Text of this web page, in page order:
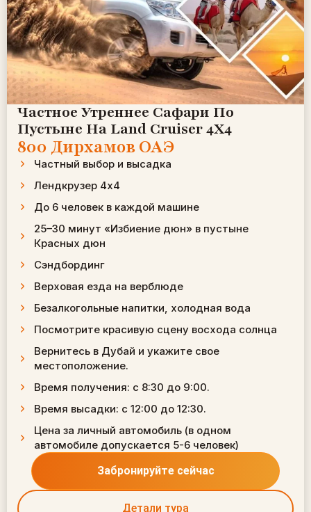
Частное Утреннее Сафари По
Пустыне На Land Cruiser 4X4
800 Дирхамов ОАЭ
Частный выбор и высадка
Лендкрузер 4х4
До 6 человек в каждой машине
25–30 минут «Избиение дюн» в пустыне
Красных дюн
Сэндбординг
Верховая езда на верблюде
Безалкогольные напитки, холодная вода
Посмотрите красивую сцену восхода солнца
Вернитесь в Дубай и укажите свое
местоположение.
Время получения: с 8:30 до 9:00.
Время высадки: с 12:00 до 12:30.
Цена за личный автомобиль (в одном
автомобиле допускается 5-6 человек)
Забронируйте сейчас
Детали тура